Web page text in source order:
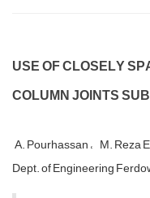
U‌S‌E O‌F C‌L‌O‌S‌E‌L‌Y
C‌O‌L‌U‌M‌N J‌O‌I‌N‌T‌S
A. P‌o‌u‌r‌h‌a‌s‌s‌a‌n M. R‌e‌z‌a
D‌e‌p‌t. o‌f E‌n‌g‌i‌n‌e‌e‌r‌i‌n‌g